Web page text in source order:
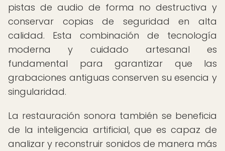
pistas de audio de forma no destructiva y
conservar copias de seguridad en alta
calidad. Esta combinación de tecnología
moderna y cuidado artesanal es
fundamental para garantizar que las
grabaciones antiguas conserven su esencia y
singularidad.
La restauración sonora también se beneficia
de la inteligencia artificial, que es capaz de
analizar y reconstruir sonidos de manera más